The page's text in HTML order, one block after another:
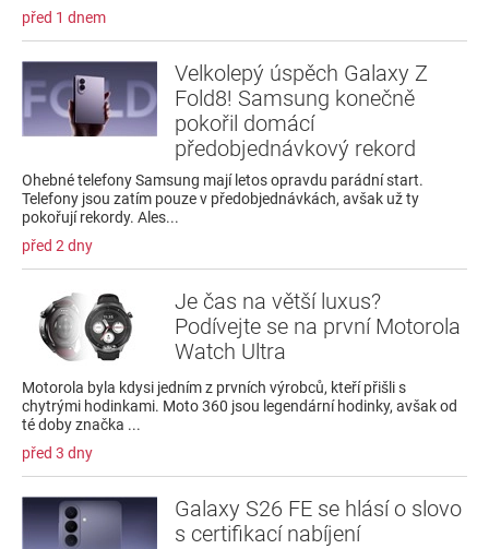
před 1 dnem
Velkolepý úspěch Galaxy Z
Fold8! Samsung konečně
pokořil domácí
předobjednávkový rekord
Ohebné telefony Samsung mají letos opravdu parádní start.
Telefony jsou zatím pouze v předobjednávkách, avšak už ty
pokořují rekordy. Ales...
před 2 dny
Je čas na větší luxus?
Podívejte se na první Motorola
Watch Ultra
Motorola byla kdysi jedním z prvních výrobců, kteří přišli s
chytrými hodinkami. Moto 360 jsou legendární hodinky, avšak od
té doby značka ...
před 3 dny
Galaxy S26 FE se hlásí o slovo
s certifikací nabíjení